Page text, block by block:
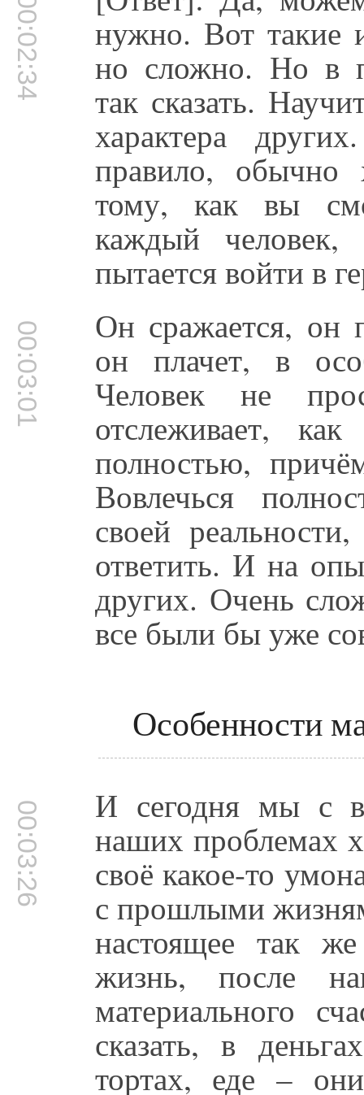
00:02:34 нужно. Вот такие
но сложно. Но в
так сказать.
характера
правило, обычно
тому, как вы
каждый
пытается войти в
00:03:01 Он сражается, он
он плачет, в
Человек не
отслеживает,
полностью,
Вовлечься
своей
ответить. И на
других. Очень
все были бы уже
Особенности
00:03:26 И сегодня мы с
наших проблемах
своё какое-то
с прошлыми
настоящее так
жизнь, после
материального
сказать, в
тортах, еде –